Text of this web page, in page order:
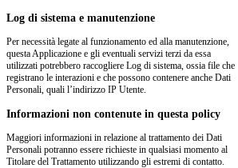
Log di sistema e manutenzione
Per necessità legate al funzionamento ed alla manutenzione,
questa Applicazione e gli eventuali servizi terzi da essa
utilizzati potrebbero raccogliere Log di sistema, ossia file che
registrano le interazioni e che possono contenere anche Dati
Personali, quali l’indirizzo IP Utente.
Informazioni non contenute in questa policy
Maggiori informazioni in relazione al trattamento dei Dati
Personali potranno essere richieste in qualsiasi momento al
Titolare del Trattamento utilizzando gli estremi di contatto.